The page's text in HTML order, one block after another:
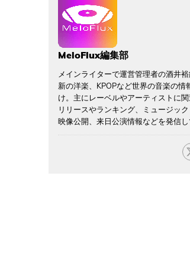
MeloFlux編集部
メインライターで運営管理者の酒井
新の洋楽、KPOPなど世界の音楽の情
け。主にレーベルやアーティストに
リリースやランキング、ミュージッ
映像公開、来日公演情報などを発信し